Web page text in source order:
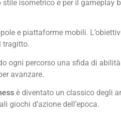
stile isometrico e per il gameplay
e piattaforme mobili.
tragitto.
ogni percorso una sfida di
avanzare.
è diventato un classico degli
giochi d’azione dell’epoca.